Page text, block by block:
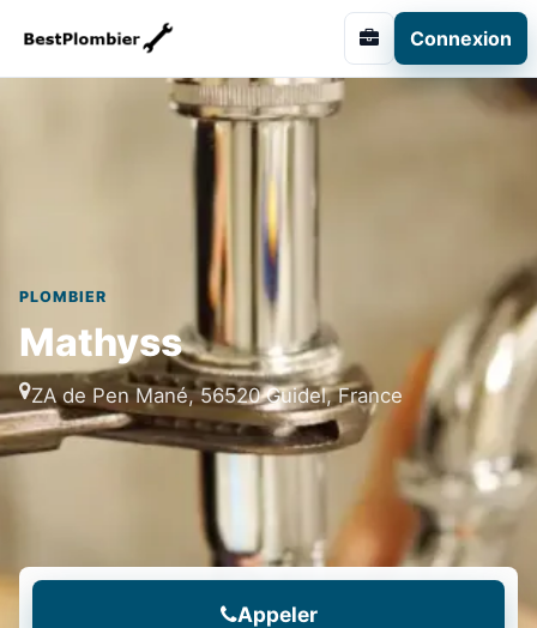
Connexion
PLOMBIER
Mathyss
ZA de Pen Mané, 56520 Guidel, France
Appeler